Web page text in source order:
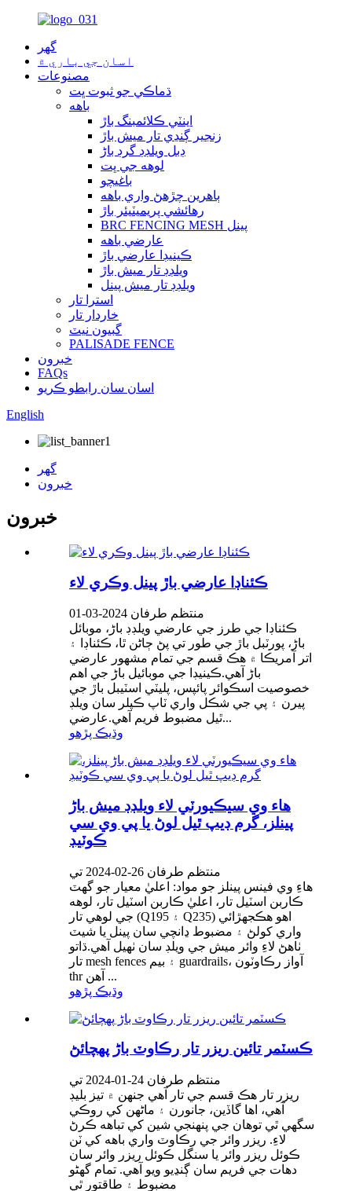
گهر
اسان جي باري ۾
مصنوعات
ڌماڪي جو ثبوت ڀت
باهه
اينٽي ڪلائمبنگ باڙ
زنجير ڳنڍي تار ميش باڙ
ڊبل ويلڊڊ گرڊ باڑ
لوهه جي ڀت
باغيچو
ٻاهرين چڙهڻ واري باهه
رهائشي پريميٽيئر باڙ
BRC FENCING MESH پينل
عارضي باهه
ڪينيڊا عارضي باڙ
ويلڊڊ تار ميش باڙ
ويلڊڊ تار ميش پينل
استرا تار
خاردار تار
گبيون نيٽ
PALISADE FENCE
خبرون
FAQs
اسان سان رابطو ڪريو
English
گهر
خبرون
خبرون
ڪئناڊا عارضي باڙ پينل وڪري لاء
منتظم طرفان 2024-03-01
ڪئناڊا جي طرز جي عارضي ويلڊڊ باڑ، موبائل
باڑ، پورٽبل باڙ جي طور تي پڻ ڄاڻن ٿا، ڪئناڊا ۽
اتر آمريڪا ۾ هڪ قسم جي تمام مشهور عارضي
باڑ آهي.ڪينيڊا جي موبائيل باڑ جي اهم
خصوصيت اسڪوائر پائپس، پليٽي اسٽيبل باڙ جي
پيرن ۽ پي جي شڪل واري ٽاپ ڪپلر سان ويلڊ
ٿيل مضبوط فريم آهي.عارضي...
وڌيڪ پڙهو
هاء وي سيڪيورٽي لاء ويلڊڊ ميش باڑ
پينلز، گرم ڊيپ ٿيل لوڻ يا پي وي سي
ڪوٽيڊ
منتظم طرفان 26-02-2024 تي
هاءِ وي فينس پينلز جو مواد: اعليٰ معيار جو گهٽ
ڪاربن اسٽيل تار، اعليٰ ڪاربن اسٽيل تار، لوهه
جي لوهي تار (Q195 ۽ Q235) اهو هڪجهڙائي
واري کولڻ ۽ مضبوط ڍانچي سان پينل يا شيٽ
ٺاهڻ لاءِ وائر ميش جي ويلڊ سان ٺهيل آهي.ڌاتو
تار mesh fences ۽ بيم guardrails، آواز رڪاوٽون
thr آهن ...
وڌيڪ پڙهو
ڪسٽمر تائين ريزر تار رڪاوٽ باڑ پهچائڻ
منتظم طرفان 24-01-2024 تي
ريزر تار هڪ قسم جي تار آهي جنهن ۾ تيز بليڊ
آهي، اها گاڏين، جانورن ۽ ماڻهن کي روڪي
سگهي ٿي توهان جي پنهنجي شين کي تباهه ڪرڻ
لاءِ. ريزر وائر جي رڪاوٽ واري باهه کي ٽن
ڪوئل ريزر وائر يا سنگل ڪوئل ريزر وائر سان
دھات جي فريم سان ڳنڍيو ويو آهي. تمام گهڻو
مضبوط ۽ طاقتور ٿي